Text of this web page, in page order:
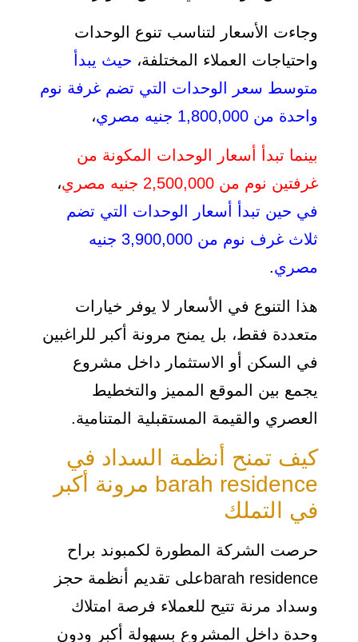
وجاءت الأسعار لتناسب تنوع الوحدات
واحتياجات العملاء المختلفة، حيث يبدأ
متوسط سعر الوحدات التي تضم غرفة نوم
واحدة من 1,800,000 جنيه مصري
،
بينما تبدأ أسعار الوحدات المكونة من
غرفتين نوم من 2,500,000 جنيه مصري
،
في حين تبدأ أسعار الوحدات التي تضم
ثلاث غرف نوم من 3,900,000 جنيه
مصري.
هذا التنوع في الأسعار لا يوفر خيارات
متعددة فقط، بل يمنح مرونة أكبر للراغبين
في السكن أو الاستثمار داخل مشروع
يجمع بين الموقع المميز والتخطيط
العصري والقيمة المستقبلية المتنامية.
كيف تمنح أنظمة السداد في
barah residence مرونة أكبر
في التملك
حرصت الشركة المطورة لكمبوند براح
barah residenceعلى تقديم أنظمة حجز
وسداد مرنة تتيح للعملاء فرصة امتلاك
وحدة داخل المشروع بسهولة أكبر ودون